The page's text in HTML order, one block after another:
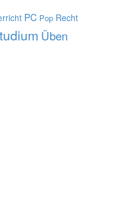
PC Pop Recht
Üben